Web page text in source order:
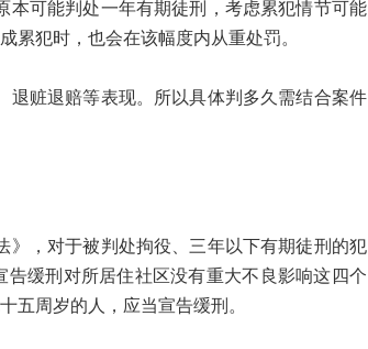
可能判处一年有期徒刑，考虑累犯情节可能
累犯时，也会在该幅度内从重处罚。
赃退赔等表现。所以具体判多久需结合案件
，对于被判处拘役、三年以下有期徒刑的犯
缓刑对所居住社区没有重大不良影响这四个
五周岁的人，应当宣告缓刑。